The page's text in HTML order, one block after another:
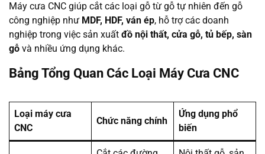
Máy cưa CNC giúp cắt các loại gỗ từ gỗ tự nhiên đến gỗ
công nghiệp như MDF, HDF, ván ép, hỗ trợ các doanh
nghiệp trong việc sản xuất đồ nội thất, cửa gỗ, tủ bếp, sàn
gỗ và nhiều ứng dụng khác.
Bảng Tổng Quan Các Loại Máy Cưa CNC
Loại máy cưa
CNC
Chức năng chính
Ứng dụng phổ
biến